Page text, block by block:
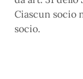
Ciascun socio
socio.